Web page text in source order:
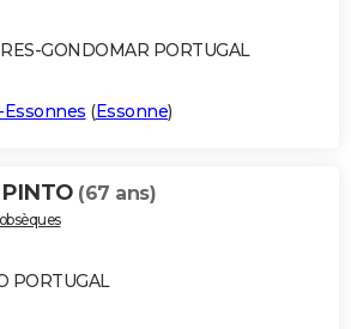
GONDOMAR PORTUGAL
(Essonne)
(67 ans)
PORTUGAL